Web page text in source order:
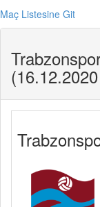
Maç Listesine Git